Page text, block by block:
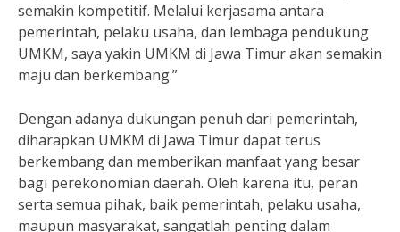
semakin kompetitif. Melalui kerjasama antara
pemerintah, pelaku usaha, dan lembaga pendukung
UMKM, saya yakin UMKM di Jawa Timur akan semakin
maju dan berkembang.”
Dengan adanya dukungan penuh dari pemerintah,
diharapkan UMKM di Jawa Timur dapat terus
berkembang dan memberikan manfaat yang besar
bagi perekonomian daerah. Oleh karena itu, peran
serta semua pihak, baik pemerintah, pelaku usaha,
maupun masyarakat, sangatlah penting dalam